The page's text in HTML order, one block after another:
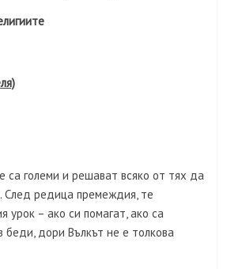
са големи и решават всяко от тях да
След редица премеждия, те
урок – ако си помагат, ако са
беди, дори Вълкът не е толкова